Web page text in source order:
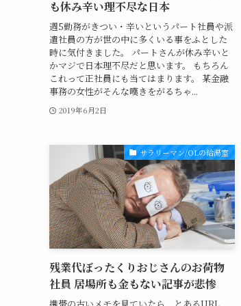
も休み辛い理不尽な日本
週5勤務がきつい・辛いというパート社員や派
遣社員の方が世の中に多くいる事をふとした
時に気付きました。 パートさんが休み辛いと
かマジで日本理不尽だと思います。 もちろん
これって正社員にも当てはまります。 某金融
事務の女性がそんな嘆きをがるちゃ...
2019年6月2日
サラリーマン/OLの給湯室
残業代ぼったくりおじさんのお荷物
社員 居場所も金もない記事が悲惨
携帯の古いメモを見ていたら、とあるURL